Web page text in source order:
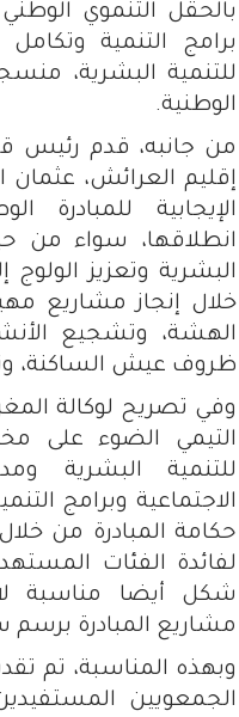
بالحقل التنموي
برامج التنمية
للتنمية البشرية،
الوطنية.
من جانبه، قدم رئيس
إقليم العرائش، عثمان
الإيجابية للمبادرة
انطلاقها، سواء من
البشرية وتعزيز
خلال إنجاز مشاريع
الهشة، وتشجيع
ظروف عيش الساكنة،
وفي تصريح لوكالة
التيمي الضوء على
للتنمية البشرية
الاجتماعية وبرامج
حكامة المبادرة من
لفائدة الفئات
شكل أيضا مناسبة
مشاريع المبادرة برسم سنة
وبهذه المناسبة، تم
الجمعويين